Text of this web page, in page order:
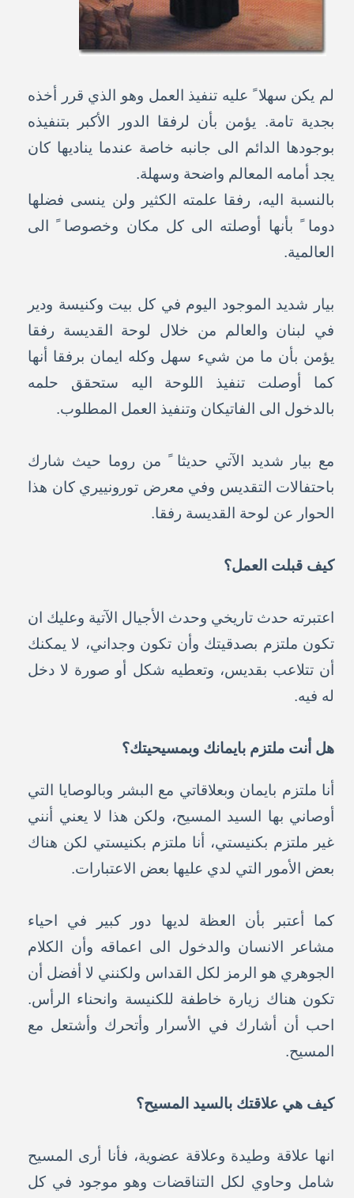
لم يكن سهلا ً عليه تنفيذ العمل وهو الذي قرر أخذه
بجدية تامة. يؤمن بأن لرفقا الدور الأكبر بتنفيذه
بوجودها الدائم الى جانبه خاصة عندما يناديها كان
يجد أمامه المعالم واضحة وسهلة.
بالنسبة اليه، رفقا علمته الكثير ولن ينسى فضلها
دوما ً بأنها أوصلته الى كل مكان وخصوصا ً الى
العالمية.
بيار شديد الموجود اليوم في كل بيت وكنيسة ودير
في لبنان والعالم من خلال لوحة القديسة رفقا
يؤمن بأن ما من شيء سهل وكله ايمان برفقا أنها
كما أوصلت تنفيذ اللوحة اليه ستحقق حلمه
بالدخول الى الفاتيكان وتنفيذ العمل المطلوب.
مع بيار شديد الآتي حديثا ً من روما حيث شارك
باحتفالات التقديس وفي معرض تورونييري كان هذا
الحوار عن لوحة القديسة رفقا.
كيف قبلت العمل؟
اعتبرته حدث تاريخي وحدث الأجيال الآتية وعليك ان
تكون ملتزم بصدقيتك وأن تكون وجداني، لا يمكنك
أن تتلاعب بقديس، وتعطيه شكل أو صورة لا دخل
له فيه.
هل أنت ملتزم بايمانك وبمسيحيتك؟
أنا ملتزم بايمان وبعلاقاتي مع البشر وبالوصايا التي
أوصاني بها السيد المسيح، ولكن هذا لا يعني أنني
غير ملتزم بكنيستي، أنا ملتزم بكنيستي لكن هناك
بعض الأمور التي لدي عليها بعض الاعتبارات.
كما أعتبر بأن العظة لديها دور كبير في احياء
مشاعر الانسان والدخول الى اعماقه وأن الكلام
الجوهري هو الرمز لكل القداس ولكنني لا أفضل أن
تكون هناك زيارة خاطفة للكنيسة وانحناء الرأس.
احب أن أشارك في الأسرار وأتحرك وأشتعل مع
المسيح.
كيف هي علاقتك بالسيد المسيح؟
انها علاقة وطيدة وعلاقة عضوية، فأنا أرى المسيح
شامل وحاوي لكل التناقضات وهو موجود في كل